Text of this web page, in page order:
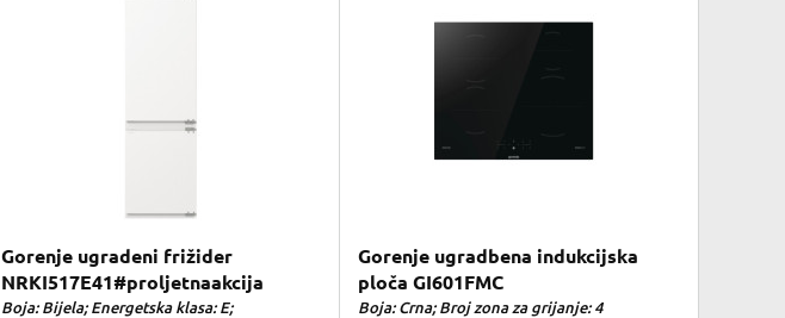
Gorenje ugradeni frižider
NRKI517E41#proljetnaakcija
Boja: Bijela; Energetska klasa: E;
Gorenje ugradbena indukcijska
ploča GI601FMC
Boja: Crna; Broj zona za grijanje: 4